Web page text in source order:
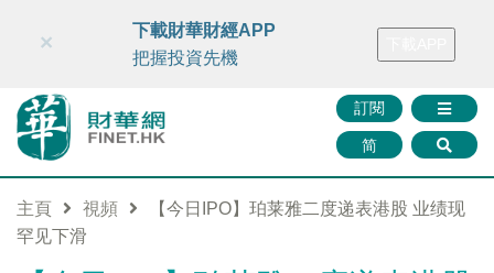
財華智庫網 FINTV FINMETA 財華證券 媒體矩陣
訂閱
简
×
下載財華財經APP
把握投資先機
主頁 視頻
【今日IPO】珀莱雅二度递表港股 业绩现
罕见下滑